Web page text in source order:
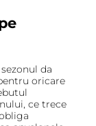
da
oricare
ce trece